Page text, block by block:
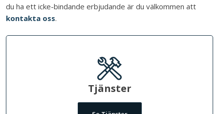
du ha ett icke-bindande erbjudande är du välkommen att
kontakta oss.
Tjänster​